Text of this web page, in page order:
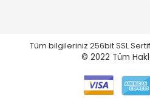
Tüm bilgileriniz 256bit SSL
© 2022 Tüm